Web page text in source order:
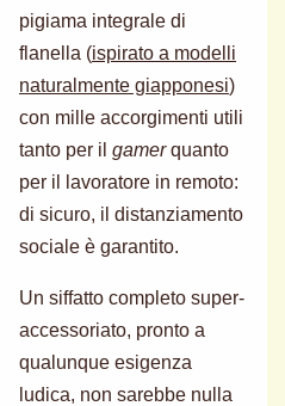
pigiama integrale di
flanella (ispirato a modelli
naturalmente giapponesi)
con mille accorgimenti utili
tanto per il gamerquanto
per il lavoratore in remoto:
di sicuro, il distanziamento
sociale è garantito.
Un siffatto completo super-
accessoriato, pronto a
qualunque esigenza
ludica, non sarebbe nulla